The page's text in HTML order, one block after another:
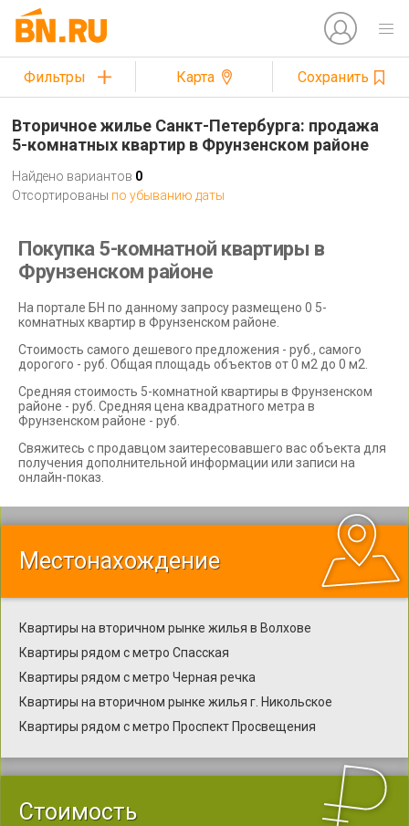
Фильтры Карта Сохранить
Вторичное жилье Санкт-Петербурга: продажа
5-комнатных квартир в Фрунзенском районе
Найдено вариантов 0
Отсортированы по убыванию даты
Покупка 5-комнатной квартиры в
Фрунзенском районе
На портале БН по данному запросу размещено 0 5-
комнатных квартир в Фрунзенском районе.
Стоимость самого дешевого предложения - руб., самого
дорогого - руб. Общая площадь объектов от 0 м2 до 0 м2.
Средняя стоимость 5-комнатной квартиры в Фрунзенском
районе - руб. Средняя цена квадратного метра в
Фрунзенском районе - руб.
Свяжитесь с продавцом заитересовавшего вас объекта для
получения дополнительной информации или записи на
онлайн-показ.
Местонахождение
Квартиры на вторичном рынке жилья в Волхове
Квартиры рядом с метро Спасская
Квартиры рядом с метро Черная речка
Квартиры на вторичном рынке жилья г. Никольское
Квартиры рядом с метро Проспект Просвещения
Стоимость